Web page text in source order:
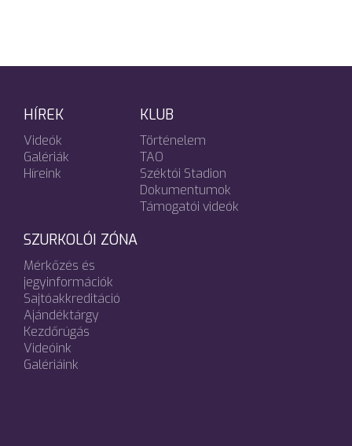
HÍREK
Videók
Galériák
Híreink
KLUB
Történelem
TAO
Széktói Stadion
Dokumentumok
Támogatói videók
SZURKOLÓI ZÓNA
Mérkőzés és
jegyinformációk
Sajtóakkreditáció
Ajándéktárgy
Kezdőrúgás
Videóink
Galériáink